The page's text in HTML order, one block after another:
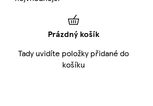
Prázdný košík
Tady uvidíte položky přidané do
košíku